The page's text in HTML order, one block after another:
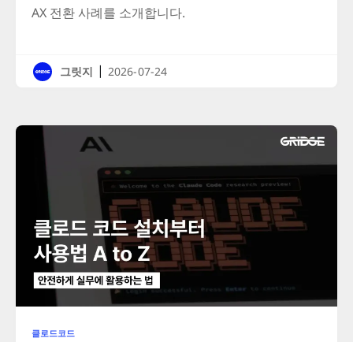
AX 전환 사례를 소개합니다.
그릿지 | 2026-07-24
클로드코드